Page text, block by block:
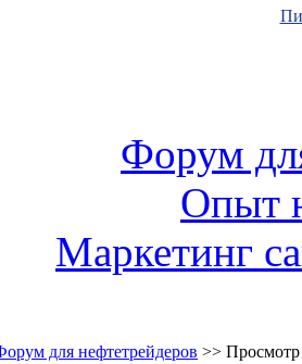
Форум
Опыт
Маркетинг
для нефтетрейдеров >>